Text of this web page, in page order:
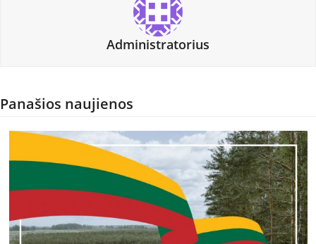
Administratorius
Panašios naujienos